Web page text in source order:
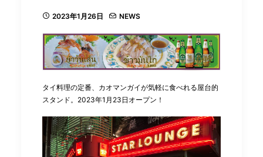
2023年1月26日 NEWS
タイ料理の定番、カオマンガイが気軽に食べれる屋台的
スタンド。2023年1月23日オープン！